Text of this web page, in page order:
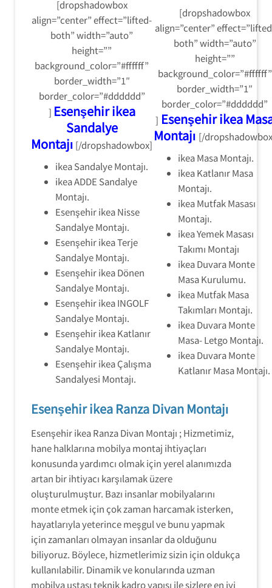
[dropshadowbox
align=”center” effect=”lifted-
both” width=”auto”
height=””
background_color=”#ffffff”
border_width=”1″
border_color=”#dddddd”
] Esenşehir ikea
Sandalye
Montajı [/dropshadowbox]
ikea Sandalye Montajı.
ikea ADDE Sandalye
Montajı.
Esenşehir ikea Nisse
Sandalye Montajı.
Esenşehir ikea Terje
Sandalye Montajı.
Esenşehir ikea Dönen
Sandalye Montajı.
Esenşehir ikea INGOLF
Sandalye Montajı.
Esenşehir ikea Katlanır
Sandalye Montajı.
Esenşehir ikea Çalışma
Sandalyesi Montajı.
[dropshadowbox
align=”center”
both” width=”auto”
height=””
background_color=”#ffffff”
border_width=”1″
border_color=”#dddddd”
] Esenşehir ikea
Montajı [/
ikea Masa Montajı.
ikea Katlanır Masa
Montajı.
ikea Mutfak Masası
Montajı.
ikea Yemek Masası
Takımı Montajı
ikea Duvara Monte
Masa Kurulumu.
ikea Mutfak Masa
Takımları Montajı.
ikea Duvara Monte
Masa- Letgo Montajı.
ikea Duvara Monte
Katlanır Masa Montajı.
Esenşehir ikea Ranza Divan Montajı
Esenşehir ikea Ranza Divan Montajı ; Hizmetimiz,
hane halklarına mobilya montaj ihtiyaçları
konusunda yardımcı olmak için yerel alanımızda
artan bir ihtiyacı karşılamak üzere
oluşturulmuştur. Bazı insanlar mobilyalarını
monte etmek için çok zaman harcamak isterken,
hayatlarıyla yeterince meşgul ve bunu yapmak
için zamanları olmayan insanlar da olduğunu
biliyoruz. Böylece, hizmetlerimiz sizin için oldukça
kullanılabilir. Dinamik ve konularında uzman
mobilya ustası teknik kadro yapısı ile sizlere en iyi